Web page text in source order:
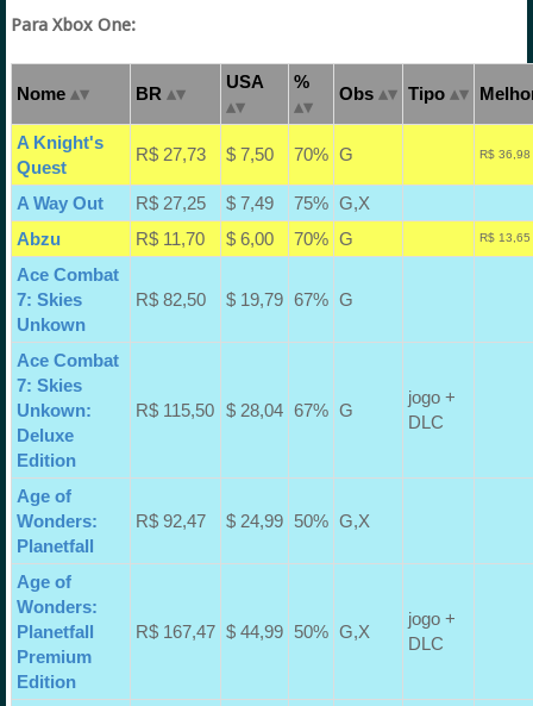
Para Xbox One:
Nome BR
USA %
Obs Tipo
A Knight's
Quest
R$ 27,73 $ 7,50 70% G R$
A Way Out R$ 27,25 $ 7,49 75% G,X
Abzu
R$ 11,70 $ 6,00 70% G R$
Ace Combat
7: Skies
Unkown
R$ 82,50 $ 19,79 67% G
Ace Combat
7: Skies
Unkown:
Deluxe
Edition
R$ 115,50 $ 28,04 67% G
jogo +
DLC
Age of
Wonders:
Planetfall
R$ 92,47 $ 24,99 50% G,X
Age of
Wonders:
Planetfall
Premium
Edition
R$ 167,47 $ 44,99 50% G,X
jogo +
DLC